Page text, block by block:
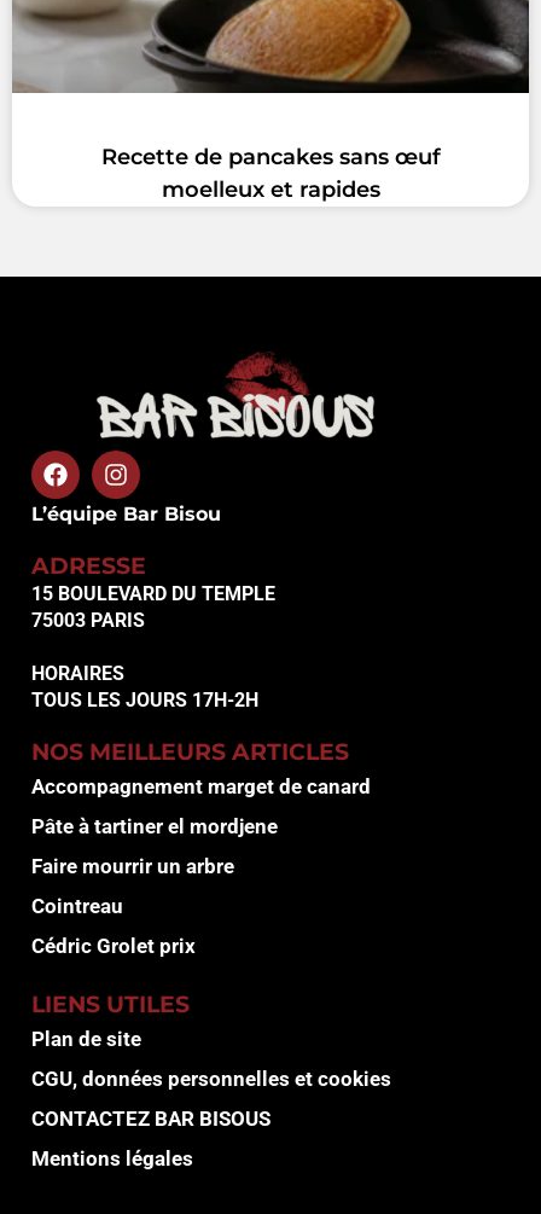
Recette de pancakes sans œuf
moelleux et rapides
L’équipe Bar Bisou
ADRESSE
15 BOULEVARD DU TEMPLE
75003 PARIS
HORAIRES
TOUS LES JOURS 17H-2H
NOS MEILLEURS ARTICLES
Accompagnement marget de canard
Pâte à tartiner el mordjene
Faire mourrir un arbre
Cointreau
Cédric Grolet prix
LIENS UTILES
Plan de site
CGU, données personnelles et cookies
CONTACTEZ BAR BISOUS
Mentions légales